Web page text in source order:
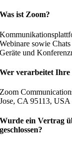
Was ist Zoom?
Webinare sowie
Geräte und
Wer verarbeitet Ihre
Zoom
Jose, CA 95113, USA
Wurde ein Vertrag
geschlossen?